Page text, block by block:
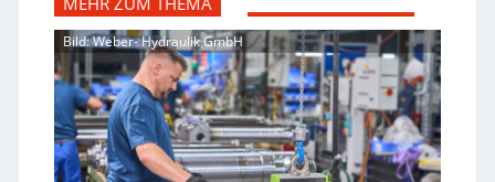
Bild: Weber- Hydraulik GmbH